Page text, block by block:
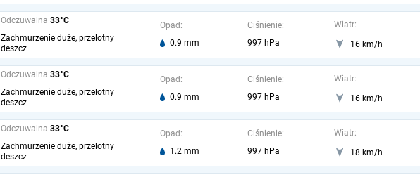
Odczuwalna 33°C
Zachmurzenie duże, przelotny
deszcz
Opad:
0.9 mm
Ciśnienie:
997 hPa
Wiatr:
16 km/h
Odczuwalna 33°C
Zachmurzenie duże, przelotny
deszcz
Opad:
0.9 mm
Ciśnienie:
997 hPa
Wiatr:
16 km/h
Odczuwalna 33°C
Zachmurzenie duże, przelotny
deszcz
Opad:
1.2 mm
Ciśnienie:
997 hPa
Wiatr:
18 km/h